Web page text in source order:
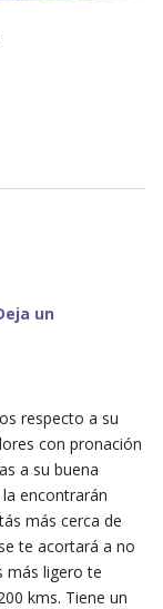
un
respecto a su
con pronación
a su buena
encontrarán
más cerca de
te acortará a no
más ligero te
kms. Tiene un